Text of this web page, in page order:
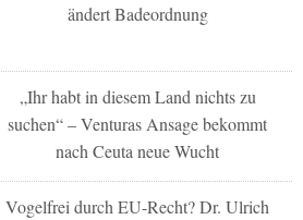
ändert Badeordnung
„Ihr habt in diesem Land nichts zu
suchen“ – Venturas Ansage bekommt
nach Ceuta neue Wucht
Vogelfrei durch EU-Recht? Dr. Ulrich